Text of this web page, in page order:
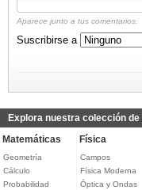
Aparece junto a tus comentarios.
Suscribirse a
Explora nuestra colección
Matemáticas
Geometría
Cálculo
Probabilidad
Física
Campos
Física Moderna
Óptica y Ondas